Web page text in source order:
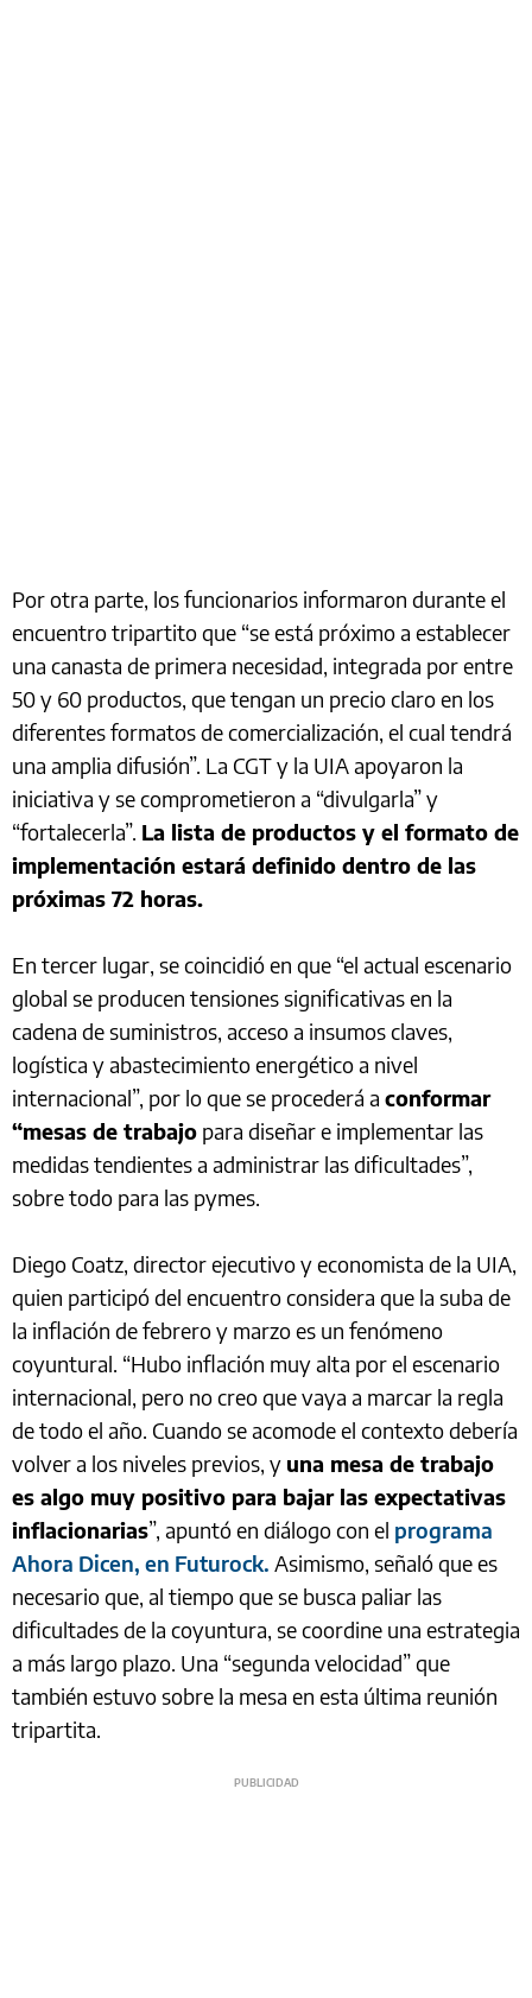
Por otra parte, los funcionarios informaron durante el
encuentro tripartito que “se está próximo a establecer
una canasta de primera necesidad, integrada por entre
50 y 60 productos, que tengan un precio claro en los
diferentes formatos de comercialización, el cual tendrá
una amplia difusión”. La CGT y la UIA apoyaron la
iniciativa y se comprometieron a “divulgarla” y
“fortalecerla”. La lista de productos y el formato de
implementación estará definido dentro de las
próximas 72 horas.
En tercer lugar, se coincidió en que “el actual escenario
global se producen tensiones significativas en la
cadena de suministros, acceso a insumos claves,
logística y abastecimiento energético a nivel
internacional”, por lo que se procederá a conformar
“mesas de trabajo para diseñar e implementar las
medidas tendientes a administrar las dificultades”,
sobre todo para las pymes.
Diego Coatz, director ejecutivo y economista de la UIA,
quien participó del encuentro considera que la suba de
la inflación de febrero y marzo es un fenómeno
coyuntural. “Hubo inflación muy alta por el escenario
internacional, pero no creo que vaya a marcar la regla
de todo el año. Cuando se acomode el contexto debería
volver a los niveles previos, y una mesa de trabajo
es algo muy positivo para bajar las expectativas
inflacionarias”, apuntó en diálogo con el programa
Ahora Dicen, en Futurock. Asimismo, señaló que es
necesario que, al tiempo que se busca paliar las
dificultades de la coyuntura, se coordine una estrategia
a más largo plazo. Una “segunda velocidad” que
también estuvo sobre la mesa en esta última reunión
tripartita.